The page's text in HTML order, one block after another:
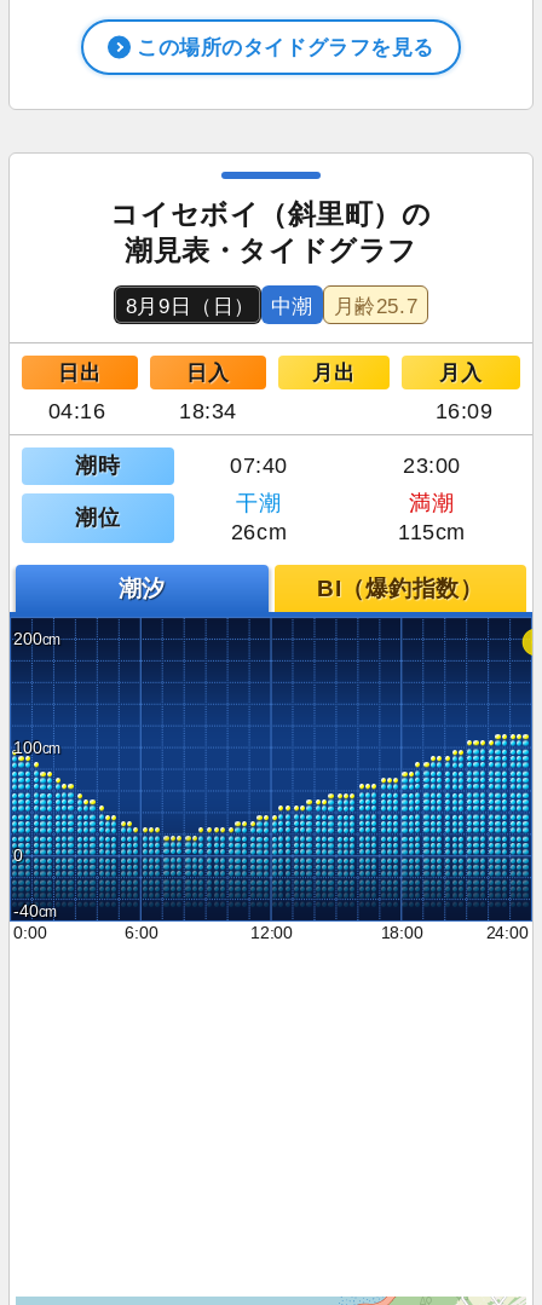
この場所のタイドグラフを見る
コイセボイ（斜里町）の
潮見表・タイドグラフ
8月9日（日） 中潮 月齢25.7
日出 日入 月出 月入
04:16 18:34 16:09
潮時 07:40 23:00
潮位
干潮
満潮
26cm
115cm
潮汐 BI（爆釣指数）
200
100
0
-40
0:00
6:00 12:00 18:00 24:00